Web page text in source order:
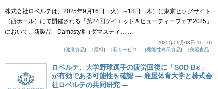
株式会社ロベルテは、2025年9月16日（火）～18日（木）に東京ビッグサイト
（西ホール）にて開催される「第24回ダイエット＆ビューティーフェア2025」
において、新製品「Damasty®（ダマスティ……
2025年09月08日 11：01
健康食品
原料 新サービス 機能性表示食品 美容食品
ロベルテ、大学野球選手の疲労回復に「SOD B®」
が有効である可能性を確認 ― 鹿屋体育大学と株式会
社ロベルテの共同研究 ―